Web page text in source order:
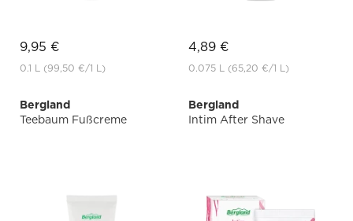
9,95 €
0.1 L (99,50 €/1 L)
4,89 €
0.075 L (65,20 €/1 L)
Bergland
Teebaum Fußcreme
Bergland
Intim After Shave